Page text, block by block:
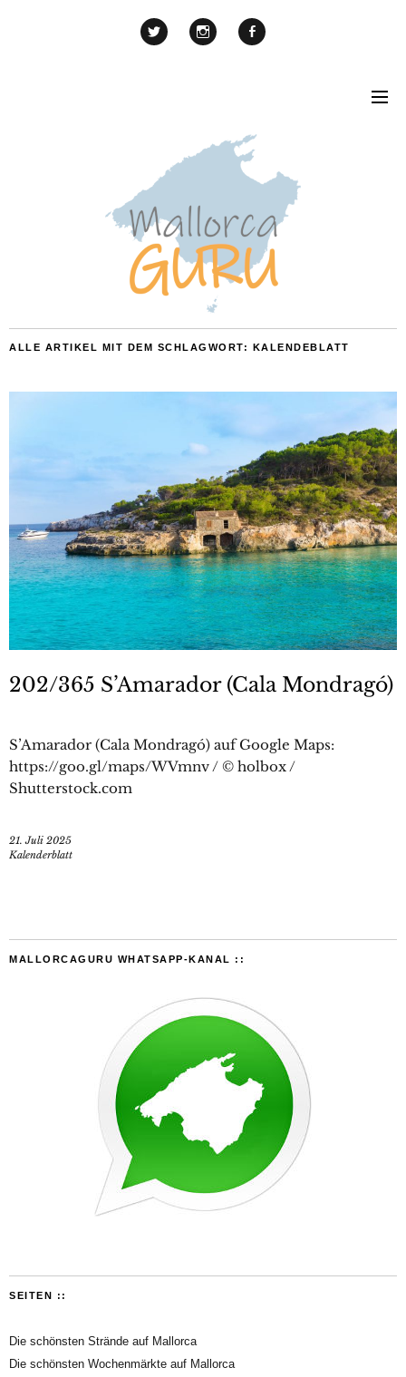
ALLE ARTIKEL MIT DEM SCHLAGWORT: KALENDEBLATT
202/365 S’Amarador (Cala Mondragó)
S’Amarador (Cala Mondragó) auf Google Maps:
https://goo.gl/maps/WVmnv / © holbox /
Shutterstock.com
21. Juli 2025
Kalenderblatt
MALLORCAGURU WHATSAPP-KANAL ::
SEITEN ::
Die schönsten Strände auf Mallorca
Die schönsten Wochenmärkte auf Mallorca